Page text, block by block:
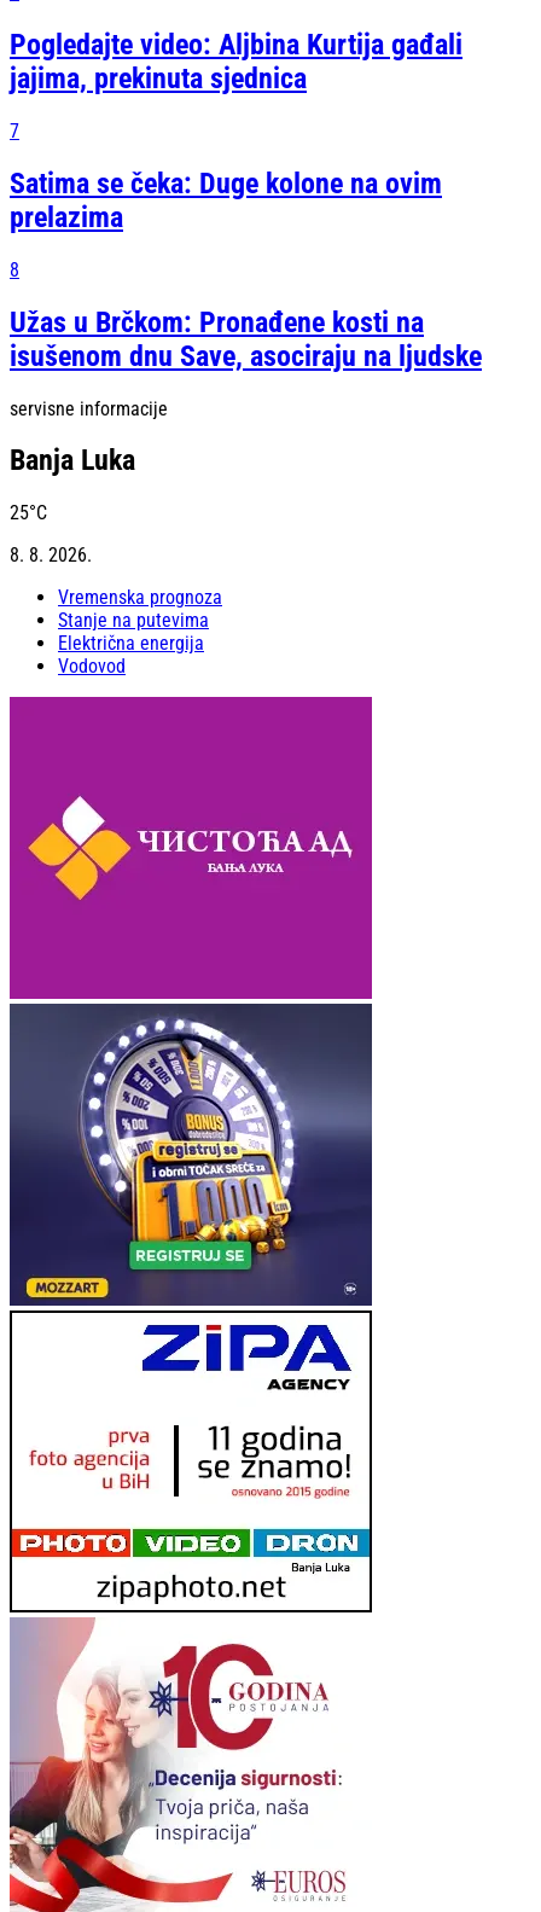
Pogledajte video: Aljbina Kurtija gađali
jajima, prekinuta sjednica
7
Satima se čeka: Duge kolone na ovim
prelazima
8
Užas u Brčkom: Pronađene kosti na
isušenom dnu Save, asociraju na ljudske
servisne informacije
Banja Luka
25°C
8. 8. 2026.
Vremenska prognoza
Stanje na putevima
Električna energija
Vodovod